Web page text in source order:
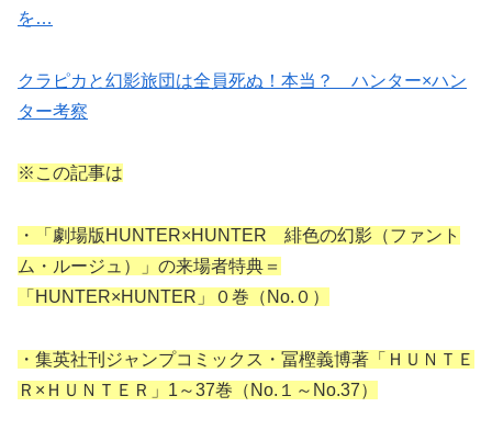
を…
クラピカと幻影旅団は全員死ぬ！本当？ ハンター×ハン
ター考察
※この記事は
・「劇場版HUNTER×HUNTER 緋色の幻影（ファント
ム・ルージュ）」の来場者特典＝
「HUNTER×HUNTER」０巻（No.０）
・集英社刊ジャンプコミックス・冨樫義博著「ＨＵＮＴＥ
Ｒ×ＨＵＮＴＥＲ」1～37巻（No.１～No.37）